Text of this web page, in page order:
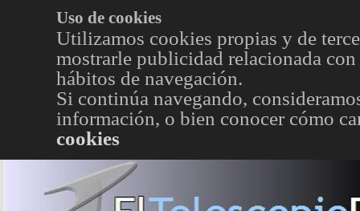
Uso de cookies
Utilizamos cookies propias y de
mostrarle publicidad relacionada
hábitos de navegación.
Si continúa navegando,
información, o bien conocer cómo
cookies